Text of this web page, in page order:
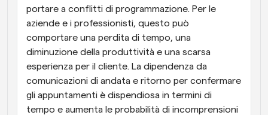
Link di Gruppo Dinamico
Prenota senza sforzo riunioni con più persone
Webhook
Ricevi una notifica quando succede qualcosa
portare a conflitti di programmazione. Per le
aziende e i professionisti, questo può
comportare una perdita di tempo, una
diminuzione della produttività e una scarsa
esperienza per il cliente. La dipendenza da
comunicazioni di andata e ritorno per confermare
gli appuntamenti è dispendiosa in termini di
tempo e aumenta le probabilità di incomprensioni